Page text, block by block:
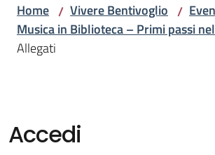
Amministrazione
Novità
Vivere
Home / Vivere Bentivoglio /
Musica in Biblioteca – Primi passi
Allegati
Accedi